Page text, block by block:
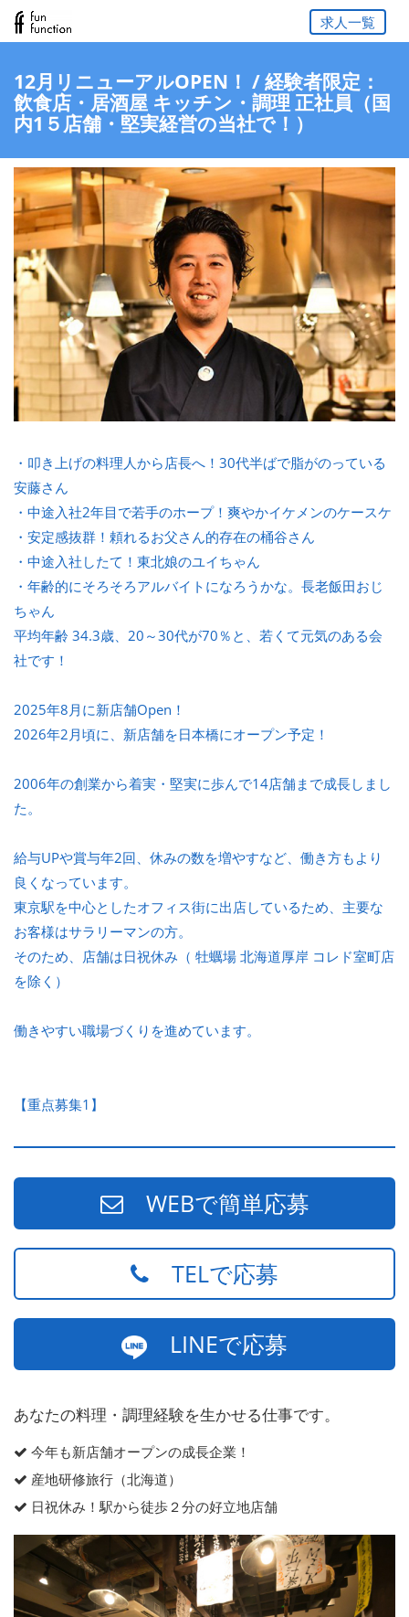
求人一覧
12月リニューアルOPEN！ / 経験者限定：
飲食店・居酒屋 キッチン・調理 正社員（国
内1５店舗・堅実経営の当社で！）
・叩き上げの料理人から店長へ！30代半ばで脂がのっている
安藤さん
・中途入社2年目で若手のホープ！爽やかイケメンのケースケ
・安定感抜群！頼れるお父さん的存在の桶谷さん
・中途入社したて！東北娘のユイちゃん
・年齢的にそろそろアルバイトになろうかな。長老飯田おじ
ちゃん
平均年齢 34.3歳、20～30代が70％と、若くて元気のある会
社です！
2025年8月に新店舗Open！
2026年2月頃に、新店舗を日本橋にオープン予定！
2006年の創業から着実・堅実に歩んで14店舗まで成長しまし
た。
給与UPや賞与年2回、休みの数を増やすなど、働き方もより
良くなっています。
東京駅を中心としたオフィス街に出店しているため、主要な
お客様はサラリーマンの方。
そのため、店舗は日祝休み（ 牡蠣場 北海道厚岸 コレド室町店
を除く）
働きやすい職場づくりを進めています。
【重点募集1】
WEBで簡単応募
TELで応募
LINEで応募
あなたの料理・調理経験を生かせる仕事です。
今年も新店舗オープンの成長企業！
産地研修旅行（北海道）
日祝休み！駅から徒歩２分の好立地店舗